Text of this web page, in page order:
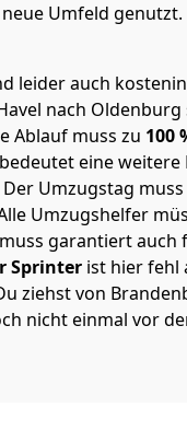
Umfeld genutzt.
leider auch
nach
Ablauf muss zu 100
eine weitere
Der Umzugstag
Umzugshelfer
muss garantiert auch
Sprinter ist hier fehl
ziehst von
nicht einmal vor